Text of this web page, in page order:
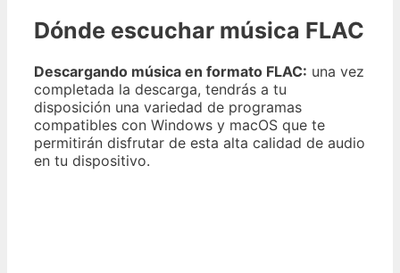
Dónde escuchar música FLAC
Descargando música en formato FLAC: una vez
completada la descarga, tendrás a tu
disposición una variedad de programas
compatibles con Windows y macOS que te
permitirán disfrutar de esta alta calidad de audio
en tu dispositivo.